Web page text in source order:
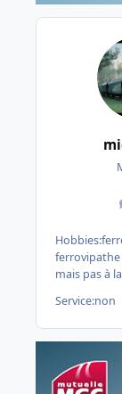
Hobbies:
ferrovipathe
mais pas à
Service:non